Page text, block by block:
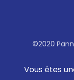
©2020
Vous êtes